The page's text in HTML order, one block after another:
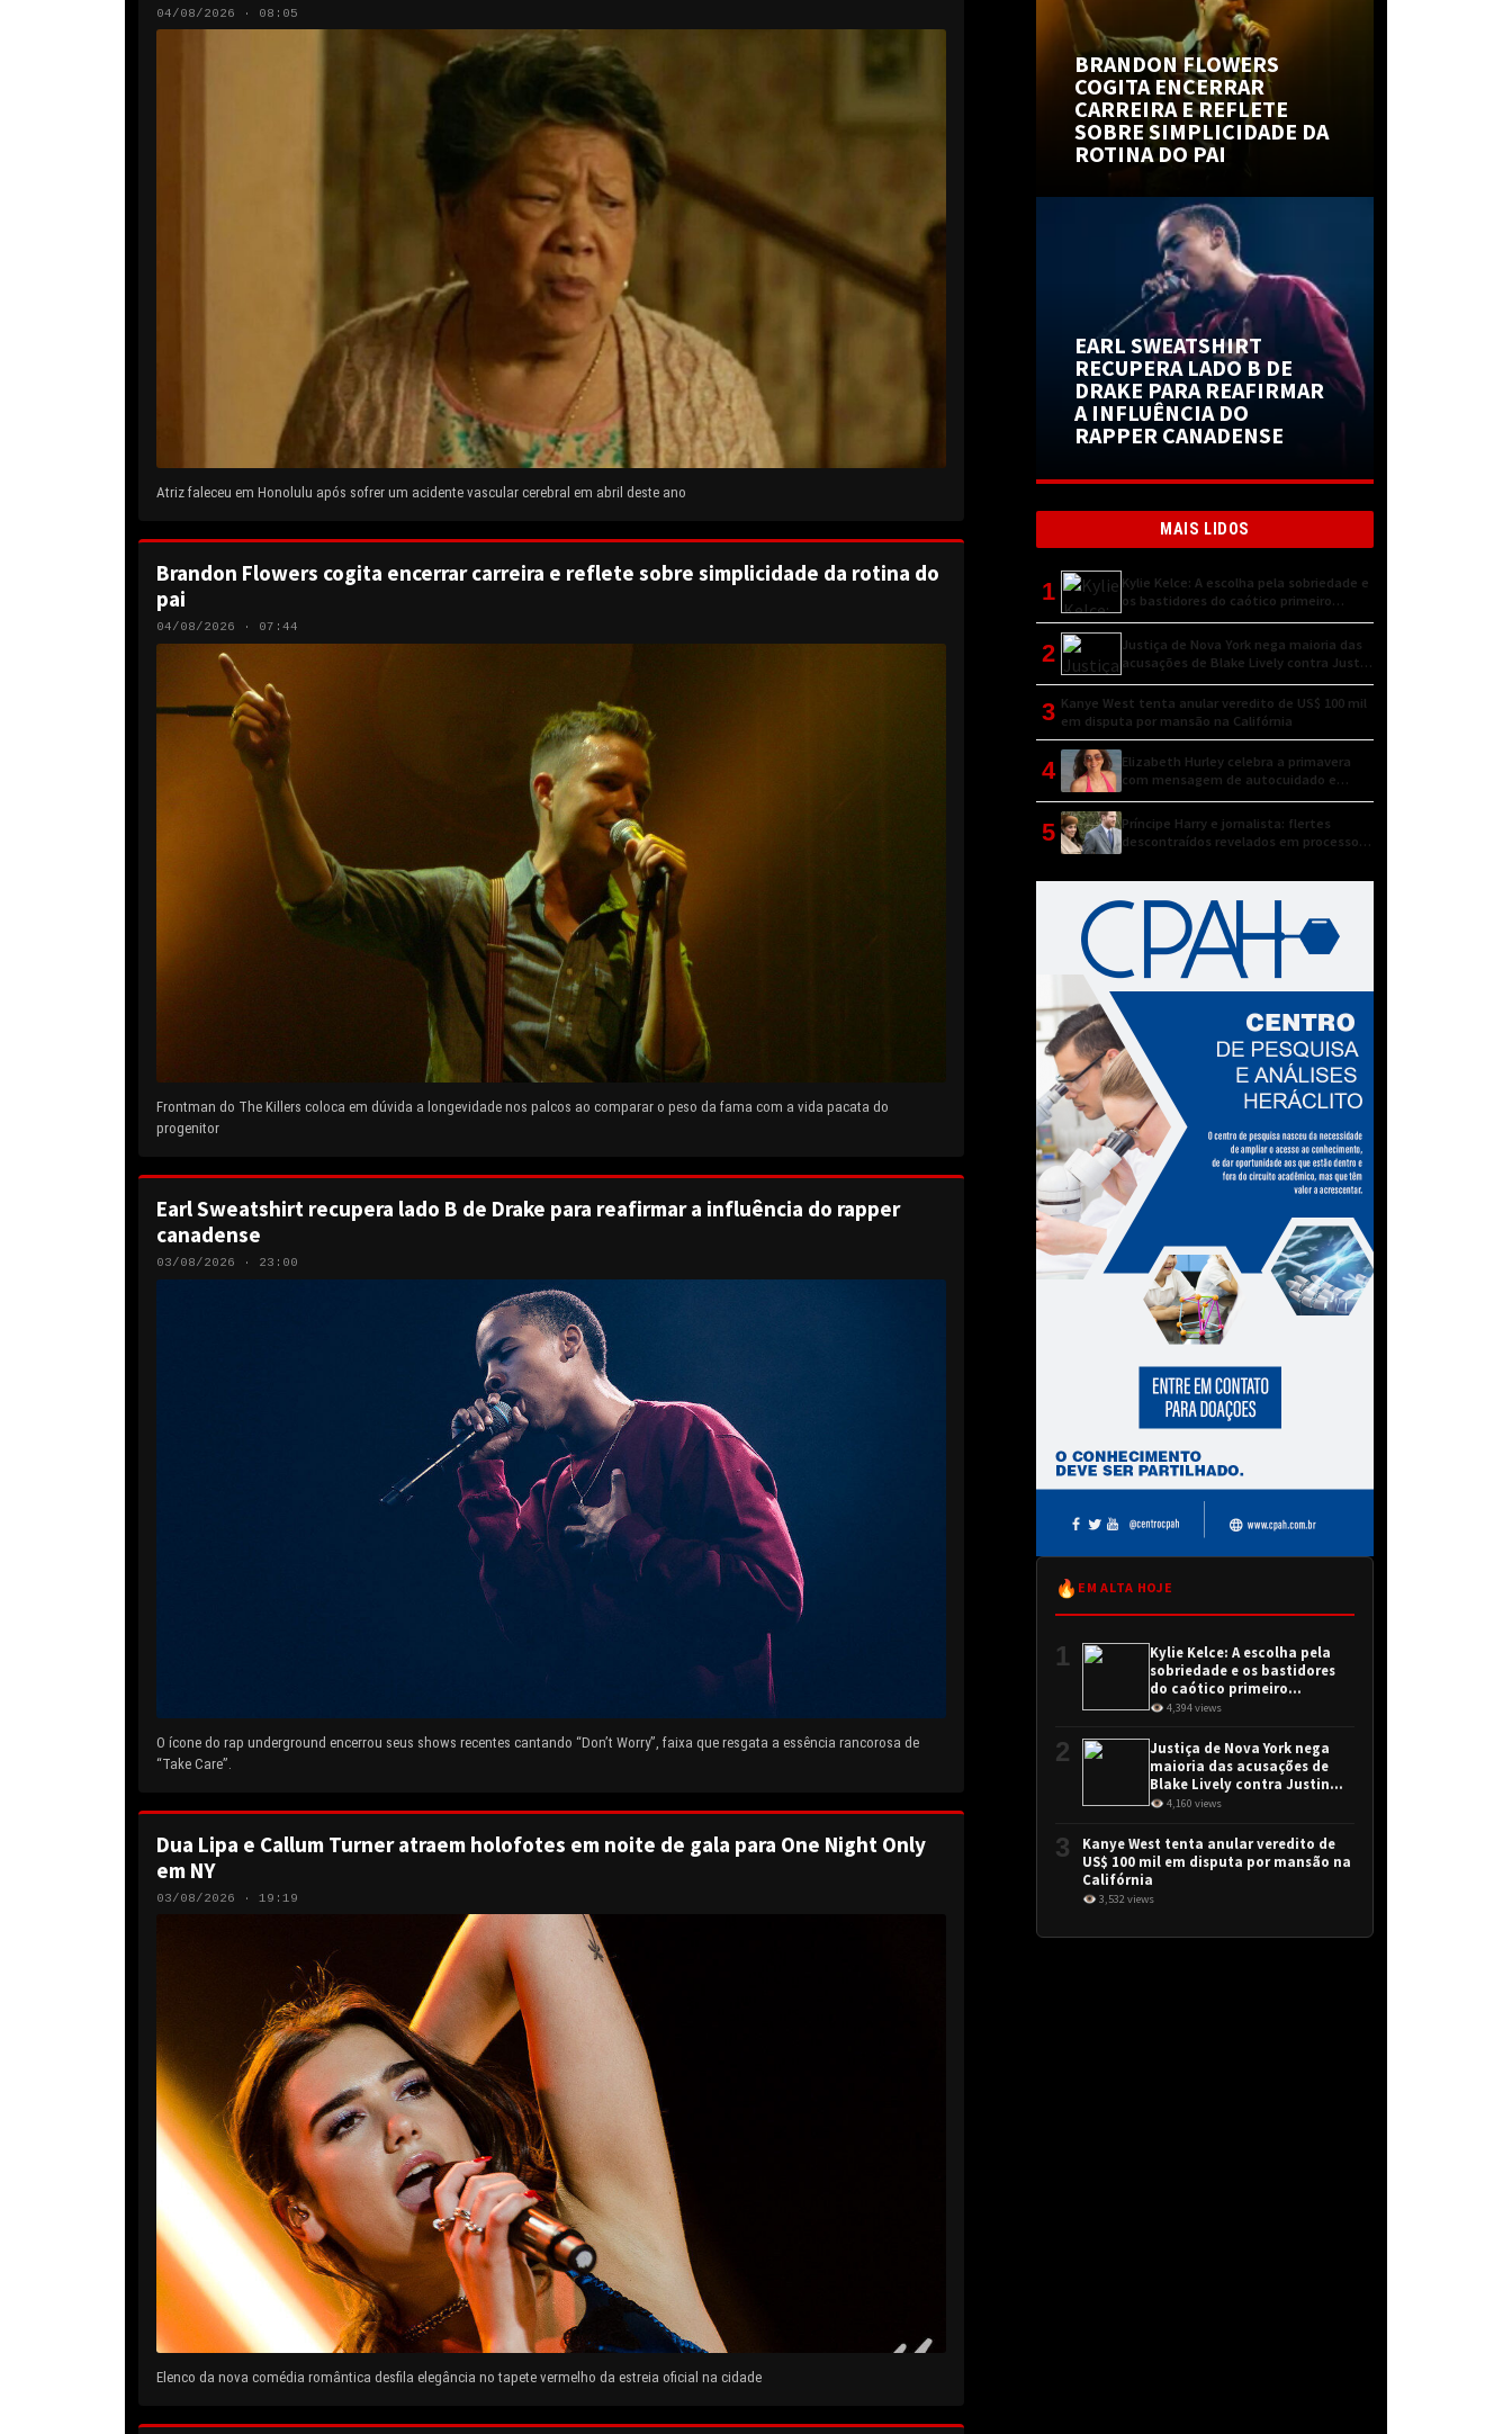
04/08/2026 · 08:05
Atriz faleceu em Honolulu após sofrer um acidente vascular cerebral em abril deste ano
Brandon Flowers cogita encerrar carreira e reflete sobre simplicidade da rotina do
pai
04/08/2026 · 07:44
Frontman do The Killers coloca em dúvida a longevidade nos palcos ao comparar o peso da fama com a vida pacata do
progenitor
Earl Sweatshirt recupera lado B de Drake para reafirmar a influência do rapper
canadense
03/08/2026 · 23:00
O ícone do rap underground encerrou seus shows recentes cantando “Don’t Worry”, faixa que resgata a essência rancorosa de
“Take Care”.
Dua Lipa e Callum Turner atraem holofotes em noite de gala para One Night Only
em NY
03/08/2026 · 19:19
Elenco da nova comédia romântica desfila elegância no tapete vermelho da estreia oficial na cidade
BRANDON FLOWERS
COGITA ENCERRAR
CARREIRA E REFLETE
SOBRE SIMPLICIDADE DA
ROTINA DO PAI
EARL SWEATSHIRT
RECUPERA LADO B DE
DRAKE PARA REAFIRMAR
A INFLUÊNCIA DO
RAPPER CANADENSE
MAIS LIDOS
1
Kylie Kelce: A escolha pela sobriedade e
os bastidores do caótico primeiro
encontro
2
Justiça de Nova York nega maioria das
acusações de Blake Lively contra Justin
Baldoni
3 Kanye West tenta anular veredito de US$ 100 mil
em disputa por mansão na Califórnia
4
Elizabeth Hurley celebra a primavera
com mensagem de autocuidado e
conexão natural
5
Príncipe Harry e jornalista: flertes
descontraídos revelados em processo
🔥 EM ALTA HOJE
1
Kylie Kelce: A escolha pela
sobriedade e os bastidores
do caótico primeiro
encontro
👁 4,394 views
2
Justiça de Nova York nega
maioria das acusações de
Blake Lively contra Justin
Baldoni
👁 4,160 views
3
Kanye West tenta anular veredito de
US$ 100 mil em disputa por mansão na
Califórnia
👁 3,532 views